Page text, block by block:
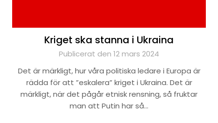
Kriget ska stanna i Ukraina
Publicerat den 12 mars 2024
Det är märkligt, hur våra politiska ledare i Europa är
rädda för att ”eskalera” kriget i Ukraina. Det är
märkligt, när det pågår etnisk rensning, så fruktar
man att Putin har så…